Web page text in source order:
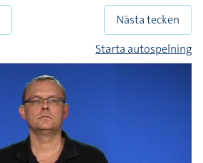
Nästa tecken
Starta autospelning